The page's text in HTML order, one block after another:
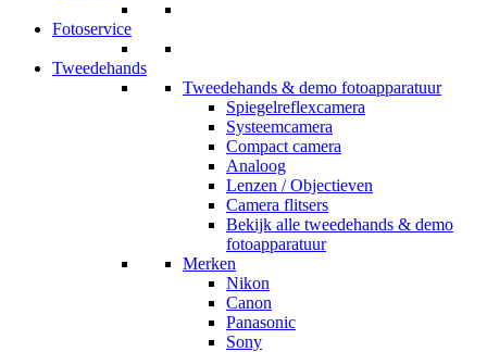
Fotoservice
Tweedehands
Tweedehands & demo fotoapparatuur
Spiegelreflexcamera
Systeemcamera
Compact camera
Analoog
Lenzen / Objectieven
Camera flitsers
Bekijk alle tweedehands & demo
fotoapparatuur
Merken
Nikon
Canon
Panasonic
Sony